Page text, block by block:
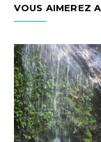
VOUS AIMEREZ